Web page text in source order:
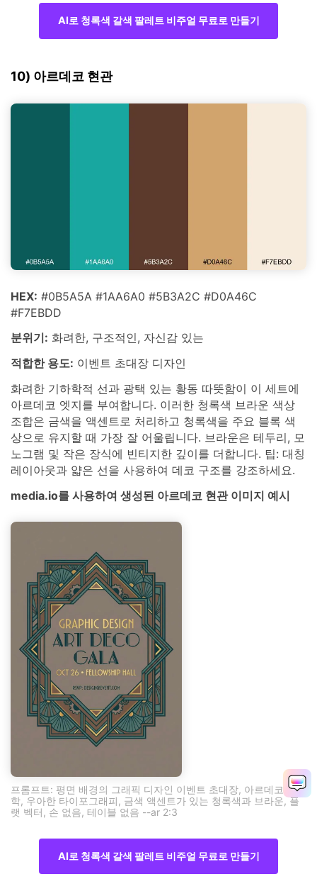
AI로 청록색 갈색 팔레트 비주얼 무료로 만들기
10) 아르데코 현관
HEX: #0B5A5A #1AA6A0 #5B3A2C #D0A46C
#F7EBDD
분위기: 화려한, 구조적인, 자신감 있는
적합한 용도: 이벤트 초대장 디자인
화려한 기하학적 선과 광택 있는 황동 따뜻함이 이 세트에
아르데코 엣지를 부여합니다. 이러한 청록색 브라운 색상
조합은 금색을 액센트로 처리하고 청록색을 주요 블록 색
상으로 유지할 때 가장 잘 어울립니다. 브라운은 테두리, 모
노그램 및 작은 장식에 빈티지한 깊이를 더합니다. 팁: 대칭
레이아웃과 얇은 선을 사용하여 데코 구조를 강조하세요.
media.io를 사용하여 생성된 아르데코 현관 이미지 예시
프롬프트: 평면 배경의 그래픽 디자인 이벤트 초대장, 아르데코 기하
학, 우아한 타이포그래피, 금색 액센트가 있는 청록색과 브라운, 플
랫 벡터, 손 없음, 테이블 없음 --ar 2:3
AI로 청록색 갈색 팔레트 비주얼 무료로 만들기